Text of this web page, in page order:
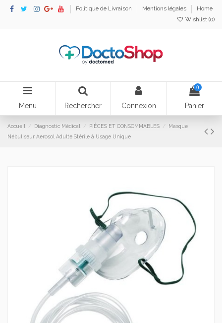
Politique de Livraison Mentions légales
Home
Wishlist (0)
Menu Rechercher Connexion
0
Panier
Accueil Diagnostic Médical PIÈCES ET CONSOMMABLES
Masque
Nébuliseur Aerosol Adulte Stérile à Usage Unique